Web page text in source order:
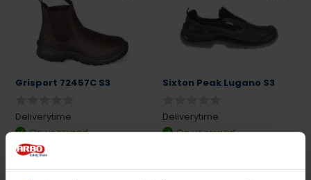
Grisport 72457C S3
Deliverytime
Op voorraad
103,26
Sixton Peak Lugano S3
Deliverytime
Op voorraad